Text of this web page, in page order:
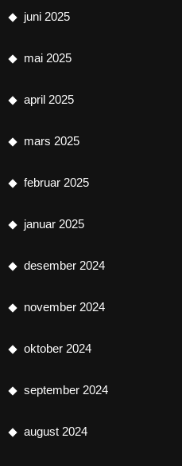
juni 2025
mai 2025
april 2025
mars 2025
februar 2025
januar 2025
desember 2024
november 2024
oktober 2024
september 2024
august 2024